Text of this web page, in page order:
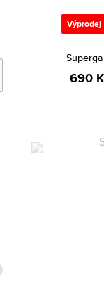
Výprodej
690